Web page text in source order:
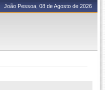
João Pessoa, 08 de Agosto de 2026